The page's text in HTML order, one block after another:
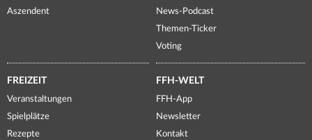
Aszendent
News-Podcast
Themen-Ticker
Voting
FREIZEIT
Veranstaltungen
Spielplätze
Rezepte
FFH-WELT
FFH-App
Newsletter
Kontakt